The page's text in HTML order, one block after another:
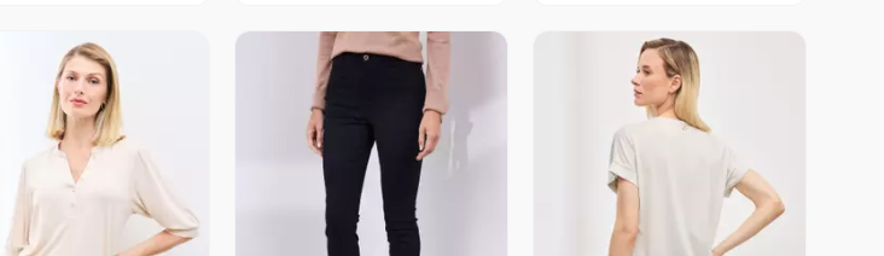
Vista Previa Vista Previa